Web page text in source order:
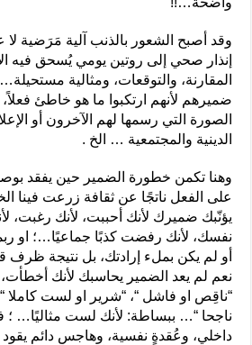
وقد أصبح الشعور بالذنب آلية مَرَضية لا
إنذار صحي إلى روتين يومي يُسحق فيه
المقارنة، والتوقعات، ومثالية
ضميرهم لأنهم ارتكبوا ما هو خاطئ فعلاً،
الصورة التي رسمها لهم الآخرون أو
الدينية والمجتمعية … الخ .
وهنا تكمن خطورة الضمير حين يفقد
على الفعل ناتجًا عن ثقافة زرعت فينا
يؤنّبك ضميرك لأنك أحببت، لأنك رغبت،
نفسك، لأنك رفضت كذبًا جماعيًا…؛ او
أو لم يكن بملء إرادتك، بل نتيجة
نعم لم يعد الضمير يحاسبك لأنك أخطأت،
“ناقِص او فاشل “، “شرير او لست كاملا
ناجحا “… ببساطة: لأنك لست مثاليًا… ؛
داخلي، وعُقدةٍ نفسية، وهاجسٍ دائم يقود